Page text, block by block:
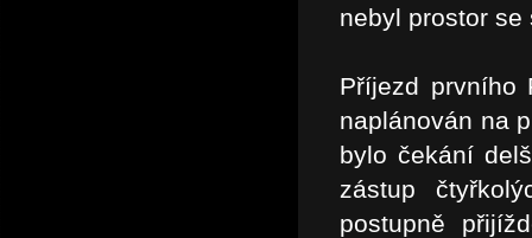
nebyl prostor se
Příjezd prvního
naplánován na
bylo čekání
zástup
postupně